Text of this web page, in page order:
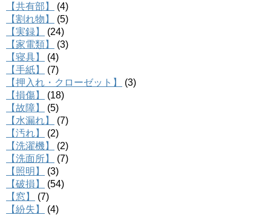
【共有部】
(4)
【割れ物】
(5)
【実録】
(24)
【家電類】
(3)
【寝具】
(4)
【手紙】
(7)
【押入れ・クローゼット】
(3)
【損傷】
(18)
【故障】
(5)
【水漏れ】
(7)
【汚れ】
(2)
【洗濯機】
(2)
【洗面所】
(7)
【照明】
(3)
【破損】
(54)
【窓】
(7)
【紛失】
(4)